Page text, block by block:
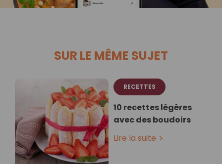
SUR LE MÊME SUJET
RECETTES
10 recettes légères
avec des boudoirs
Lire la suite